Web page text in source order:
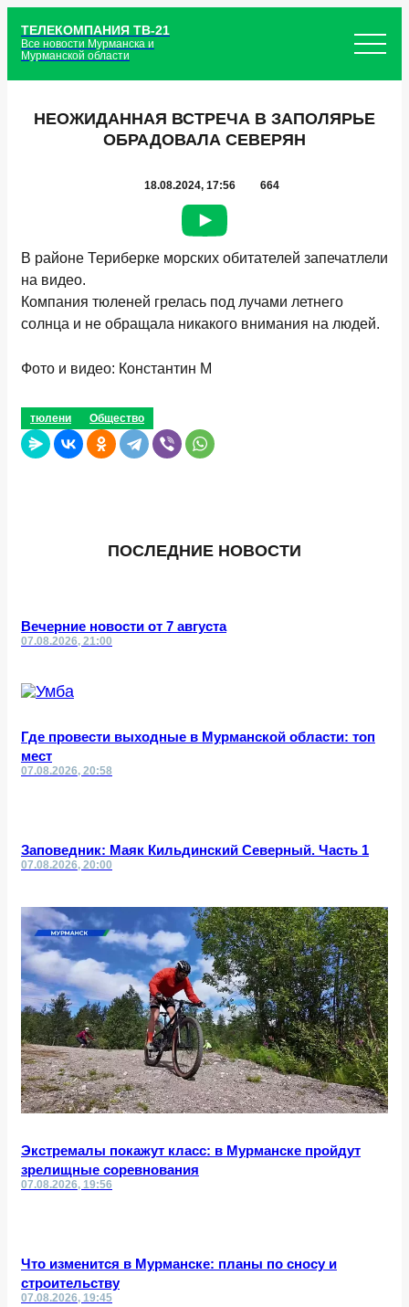
ТЕЛЕКОМПАНИЯ ТВ-21
Все новости Мурманска и
Мурманской области
НЕОЖИДАННАЯ ВСТРЕЧА В ЗАПОЛЯРЬЕ
ОБРАДОВАЛА СЕВЕРЯН
18.08.2024, 17:56 664
В районе Териберке морских обитателей запечатлели
на видео.
Компания тюленей грелась под лучами летнего
солнца и не обращала никакого внимания на людей.
Фото и видео: Константин М
тюлени Общество
ПОСЛЕДНИЕ НОВОСТИ
Вечерние новости от 7 августа
07.08.2026, 21:00
Где провести выходные в Мурманской области: топ
мест
07.08.2026, 20:58
Заповедник: Маяк Кильдинский Северный. Часть 1
07.08.2026, 20:00
Экстремалы покажут класс: в Мурманске пройдут
зрелищные соревнования
07.08.2026, 19:56
Что изменится в Мурманске: планы по сносу и
строительству
07.08.2026, 19:45